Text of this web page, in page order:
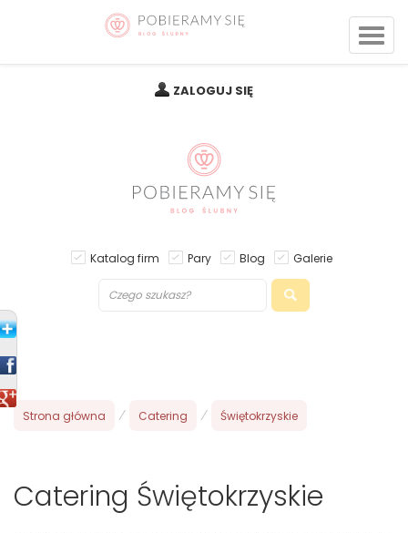
ZALOGUJ SIĘ
Katalog firm Pary Blog Galerie
Strona główna / Catering / Świętokrzyskie
Catering Świętokrzyskie